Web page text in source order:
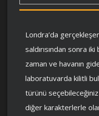
Londra’da
saldırısından sonra
zaman ve havanın
laboratuvarda kilitli
türünü
diğer karakterlerle